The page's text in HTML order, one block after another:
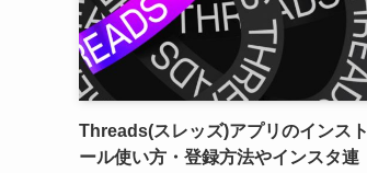
Threads(スレッズ)アプリのインスト
ール使い方・登録方法やインスタ連